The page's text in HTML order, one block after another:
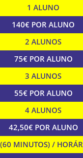
1 ALUNO
140€ POR ALUNO
2 ALUNOS
75€ POR ALUNO
3 ALUNOS
55€ POR ALUNO
4 ALUNOS
42,50€ POR ALUNO
MINUTOS) /